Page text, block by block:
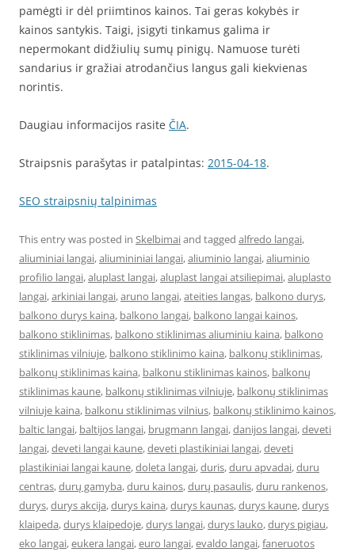
pamėgti ir dėl priimtinos kainos. Tai geras kokybės ir
kainos santykis. Taigi, įsigyti tinkamus galima ir
nepermokant didžiulių sumų pinigų. Namuose turėti
sandarius ir gražiai atrodančius langus gali kiekvienas
norintis.
Daugiau informacijos rasite ČIA.
Straipsnis parašytas ir patalpintas: 2015-04-18.
SEO straipsnių talpinimas
This entry was posted in Skelbimaiand tagged alfredo langai,
aliuminiai langai,aliumininiai langai,aliuminio langai,aliuminio
profilio langai,aluplast langai,aluplast langai atsiliepimai,aluplasto
langai,arkiniai langai,aruno langai,ateities langas, balkono durys,
balkono durys kaina, balkono langai, balkono langai kainos,
balkono stiklinimas, balkono stiklinimas aliuminiu kaina, balkono
stiklinimas vilniuje, balkono stiklinimo kaina, balkonų stiklinimas,
balkonų stiklinimas kaina, balkonu stiklinimas kainos, balkonų
stiklinimas kaune, balkonų stiklinimas vilniuje, balkonų stiklinimas
vilniuje kaina, balkonu stiklinimas vilnius, balkonų stiklinimo kainos,
baltic langai, baltijos langai, brugmann langai,danijos langai,deveti
langai,deveti langai kaune,deveti plastikiniai langai,deveti
plastikiniai langai kaune,doleta langai,duris,duru apvadai,duru
centras,durų gamyba,duru kainos,durų pasaulis,duru rankenos,
durys,durys akcija,durys kaina,durys kaunas,durys kaune,durys
klaipeda,durys klaipedoje,durys langai,durys lauko,durys pigiau,
eko langai,eukera langai,euro langai,evaldo langai,faneruotos